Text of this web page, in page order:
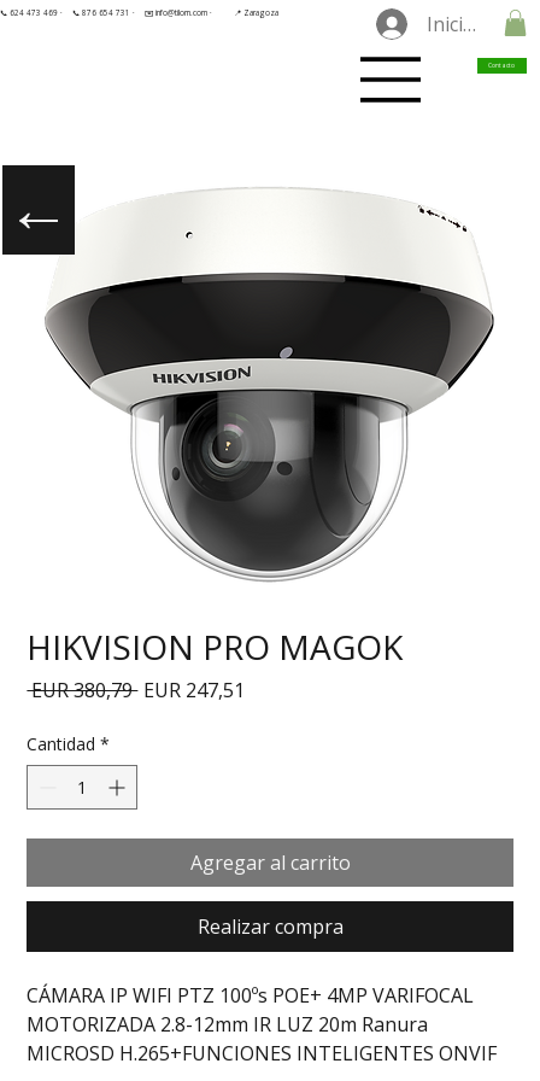
📞 624 473 469 · 📞 876 654 731 · ✉️ info@tilorn.com · 📍 Zaragoza Iniciar
Contacto
HIKVISION PRO MAGOK
EUR 380,79 Precio
EUR 247,51
Cantidad *
Agregar al carrito
Realizar compra
CÁMARA IP WIFI PTZ 100ºs POE+ 4MP VARIFOCAL
MOTORIZADA 2.8-12mm IR LUZ 20m Ranura
MICROSD H.265+FUNCIONES INTELIGENTES ONVIF
←